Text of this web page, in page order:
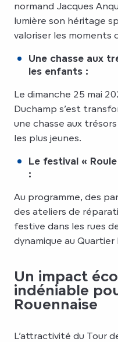
normand Jacques
lumière son héritage
valoriser les moments
Une chasse aux
les enfants :
Le dimanche 25 mai
Duchamp s’est
une chasse aux
les plus jeunes.
Le festival «
:
Au programme, des
des ateliers de
festive dans les rues
dynamique au Quartier
Un impact
indéniable
Rouennaise
L’attractivité du Tour